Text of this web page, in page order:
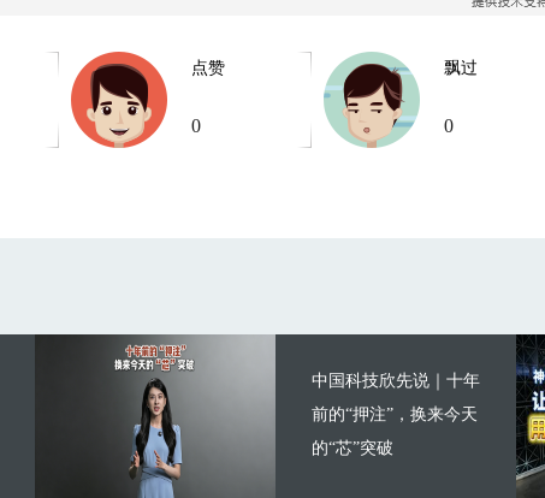
点赞
0
飘过
0
中国科技欣先说｜十年
前的“押注”，换来今天
的“芯”突破